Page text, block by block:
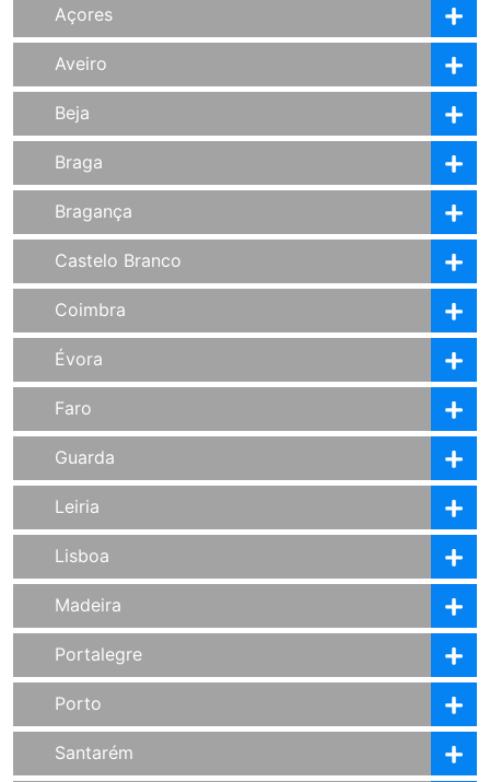
Açores
Aveiro
Beja
Braga
Bragança
Castelo Branco
Coimbra
Évora
Faro
Guarda
Leiria
Lisboa
Madeira
Portalegre
Porto
Santarém